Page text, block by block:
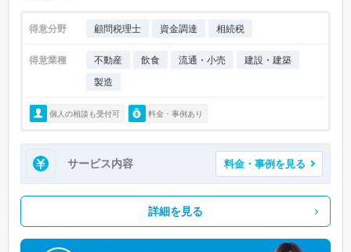
得意分野 顧問税理士 資金調達 相続税
得意業種 不動産 飲食 流通・小売
建設・建築
製造
個人の相談も受付可 料金・事例あり
サービス内容 料金・事例を見る
詳細を見る